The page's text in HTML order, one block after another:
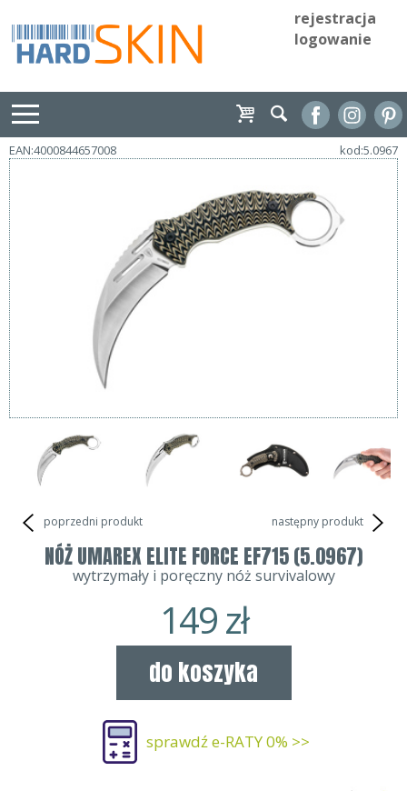
rejestracja
logowanie
EAN:4000844657008 kod:5.0967
poprzedni produkt następny produkt
NÓŻ UMAREX ELITE FORCE EF715 (5.0967)
wytrzymały i poręczny nóż survivalowy
149zł
do koszyka
sprawdź e-RATY 0% >>